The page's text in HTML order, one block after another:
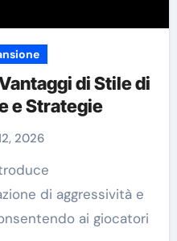
di Stile di
e Strategie
2026
di aggressività e
ai giocatori